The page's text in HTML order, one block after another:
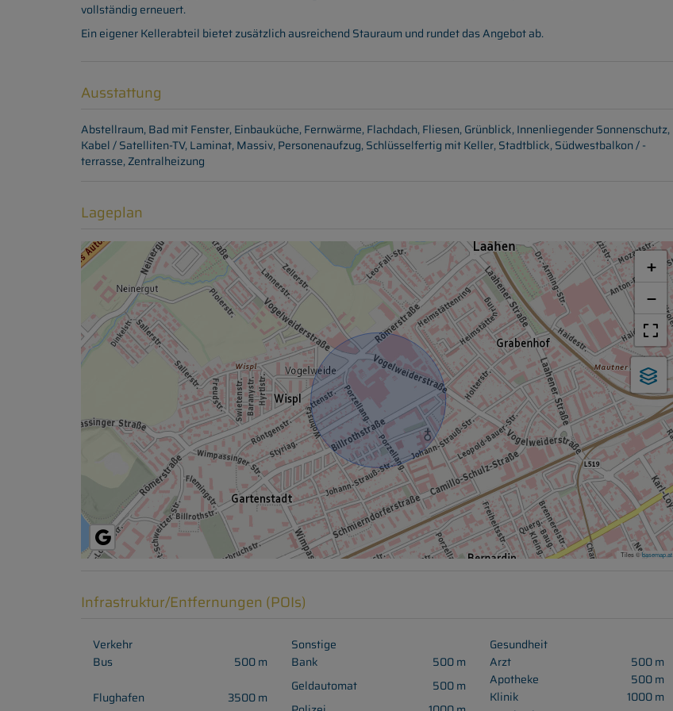
vollständig erneuert.
Ein eigener Kellerabteil bietet zusätzlich ausreichend Stauraum und rundet das Angebot ab.
Ausstattung
Abstellraum Bad mit Fenster Einbauküche Fernwärme Flachdach Fliesen Grünblick Innenliegender Sonnenschutz
Kabel / Satelliten-TV Laminat Massiv Personenaufzug Schlüsselfertig mit Keller Stadtblick Südwestbalkon / -
terrasse Zentralheizung
Lageplan
+
−
Tiles ©basemap.at
Infrastruktur/Entfernungen (POIs)
Verkehr
Bus
500 m
Flughafen 3500 m
Sonstige
Bank
500 m
Geldautomat
500 m
Gesundheit
Arzt
500 m
Apotheke
500 m
Klinik
1000 m